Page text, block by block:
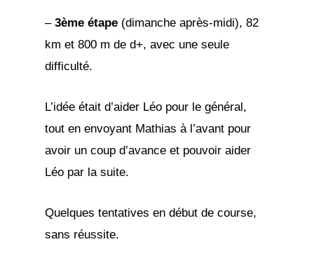
– 3ème étape (dimanche après-midi), 82
km et 800 m de d+, avec une seule
difficulté.
L’idée était d’aider Léo pour le général,
tout en envoyant Mathias à l’avant pour
avoir un coup d’avance et pouvoir aider
Léo par la suite.
Quelques tentatives en début de course,
sans réussite.